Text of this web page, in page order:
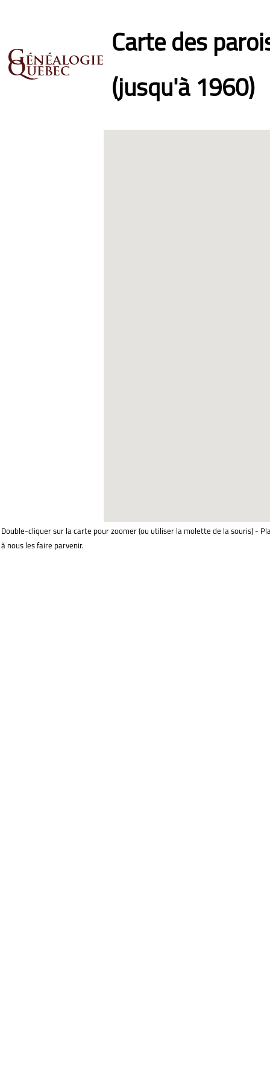
Carte des
(jusqu'à 1960)
Double-cliquer sur la carte pour zoomer (ou utiliser la molette de la souris) -
à nous les faire parvenir.